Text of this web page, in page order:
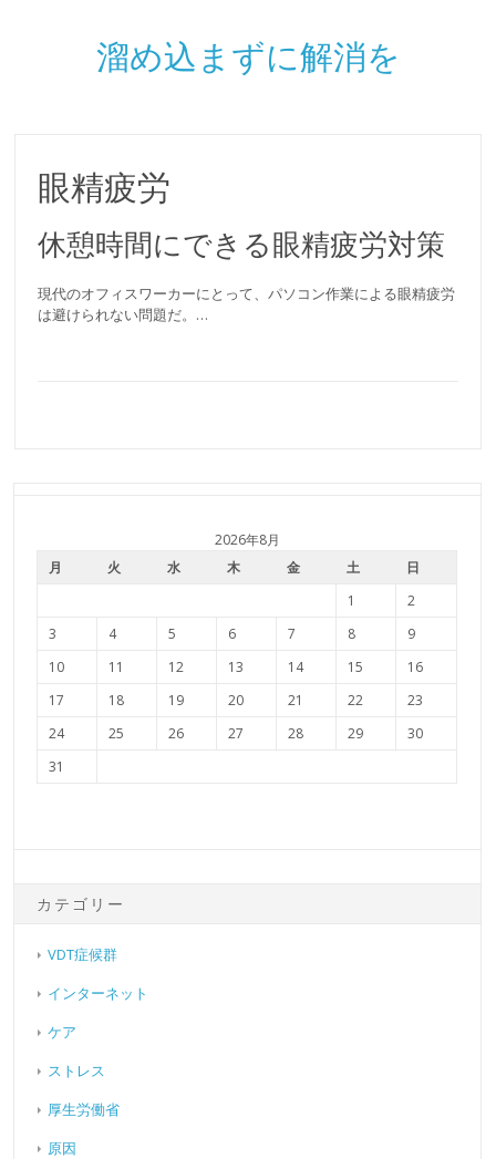
溜め込まずに解消を
眼精疲労
休憩時間にできる眼精疲労対策
現代のオフィスワーカーにとって、パソコン作業による眼精疲労
は避けられない問題だ。…
2026年8月
月
火 水 木 金 土
日
1
2
3
4 5 6 7 8
9
10
11 12 13 14 15
16
17
18 19 20 21 22
23
24
25 26 27 28 29
30
31
カテゴリー
VDT症候群
インターネット
ケア
ストレス
厚生労働省
原因